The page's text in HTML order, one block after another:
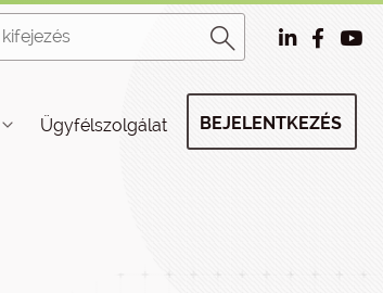
Ügyfélszolgálat BEJELENTKEZÉS